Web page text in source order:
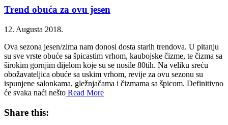
Trend obuća za ovu jesen
12. Augusta 2018.
Ova sezona jesen/zima nam donosi dosta starih trendova. U pitanju
su sve vrste obuće sa špicastim vrhom, kaubojske čizme, te čizma sa
širokim gornjim dijelom koje su se nosile 80tih. Na veliku sreću
obožavateljica obuće sa uskim vrhom, revije za ovu sezonu su
ispunjene salonkama, gležnjačama i čizmama sa špicom. Definitivno
će svaka naći nešto Read More
Share this: